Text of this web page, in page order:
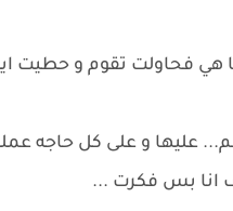
هي فحاولت تقوم و حطيت
عليها و على كل حاجه
انا بس فكرت ...